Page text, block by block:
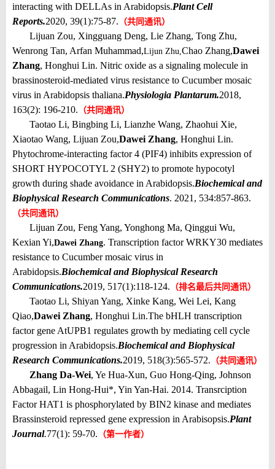
interacting with DELLAs in Arabidopsis.Plant Cell
Reports.2020, 39(1):75-87. （共同通讯）
Lijuan Zou, Xingguang Deng, Lie Zhang, Tong Zhu,
Wenrong Tan, Arfan Muhammad,Lijun Zhu, Chao Zhang,Dawei
Zhang, Honghui Lin. Nitric oxide as a signaling molecule in
brassinosteroid-mediated virus resistance to Cucumber mosaic
virus in Arabidopsis thaliana.Physiologia Plantarum.2018,
163(2): 196-210. （共同通讯）
Taotao Li, Bingbing Li, Lianzhe Wang, Zhaohui Xie,
Xiaotao Wang, Lijuan Zou,Dawei Zhang, Honghui Lin.
Phytochrome-interacting factor 4 (PIF4) inhibits expression of
SHORT HYPOCOTYL 2 (SHY2) to promote hypocotyl
growth during shade avoidance in Arabidopsis.Biochemical and
Biophysical Research Communications. 2021, 534:857-863.
（共同通讯）
Lijuan Zou, Feng Yang, Yonghong Ma, Qinggui Wu,
Kexian Yi,Dawei Zhang. Transcription factor WRKY30 mediates
resistance to Cucumber mosaic virus in
Arabidopsis.Biochemical and Biophysical Research
Communications.2019, 517(1):118-124. （排名最后共同通讯）
Taotao Li, Shiyan Yang, Xinke Kang, Wei Lei, Kang
Qiao,Dawei Zhang, Honghui Lin.The bHLH transcription
factor gene AtUPB1 regulates growth by mediating cell cycle
progression in Arabidopsis.Biochemical and Biophysical
Research Communications.2019, 518(3):565-572. （共同通讯）
Zhang Da-Wei, Ye Hua-Xun, Guo Hong-Qing, Johnson
Abbagail, Lin Hong-Hui*, Yin Yan-Hai. 2014. Transrciption
Factor HAT1 is phosphorylated by BIN2 kinase and mediates
Brassinsteroid repressed gene expression in Arabisopsis.Plant
Journal.77(1): 59-70. （第一作者）